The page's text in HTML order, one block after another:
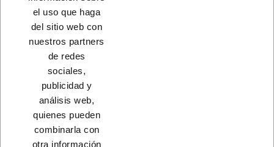
CONTACTO
PRODUCTOS
NUESTRA EMPRESA
el uso que haga
del sitio web con
nuestros partners
de redes
sociales,
publicidad y
análisis web,
quienes pueden
combinarla con
otra información